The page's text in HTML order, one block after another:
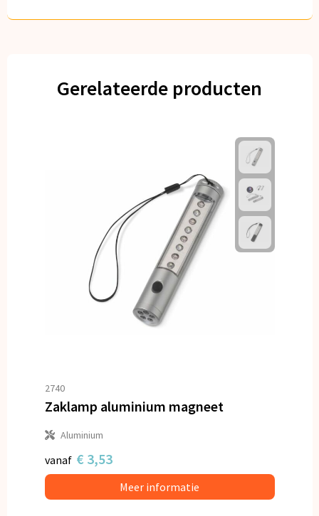
Gerelateerde producten
2740
Zaklamp aluminium magneet
Aluminium
vanaf € 3,53
Meer informatie